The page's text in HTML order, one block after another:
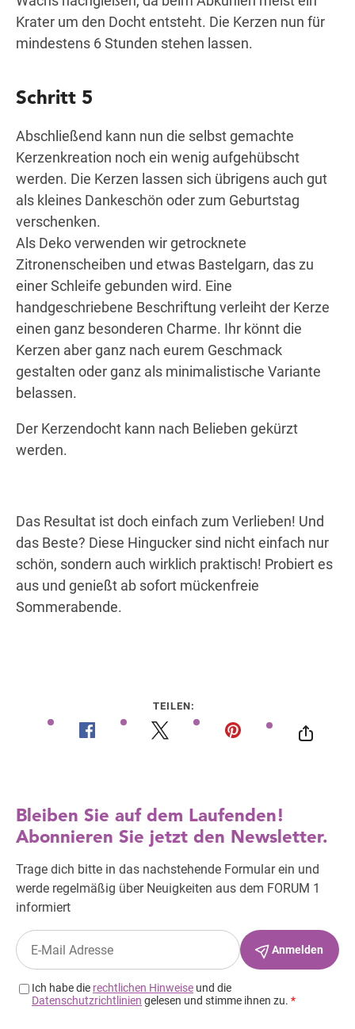
Krater um den Docht entsteht. Die Kerzen nun für
mindestens 6 Stunden stehen lassen.
Schritt 5
Abschließend kann nun die selbst gemachte
Kerzenkreation noch ein wenig aufgehübscht
werden. Die Kerzen lassen sich übrigens auch gut
als kleines Dankeschön oder zum Geburtstag
verschenken.
Als Deko verwenden wir getrocknete
Zitronenscheiben und etwas Bastelgarn, das zu
einer Schleife gebunden wird. Eine
handgeschriebene Beschriftung verleiht der Kerze
einen ganz besonderen Charme. Ihr könnt die
Kerzen aber ganz nach eurem Geschmack
gestalten oder ganz als minimalistische Variante
belassen.
Der Kerzendocht kann nach Belieben gekürzt
werden.
Das Resultat ist doch einfach zum Verlieben! Und
das Beste? Diese Hingucker sind nicht einfach nur
schön, sondern auch wirklich praktisch! Probiert es
aus und genießt ab sofort mückenfreie
Sommerabende.
TEILEN: